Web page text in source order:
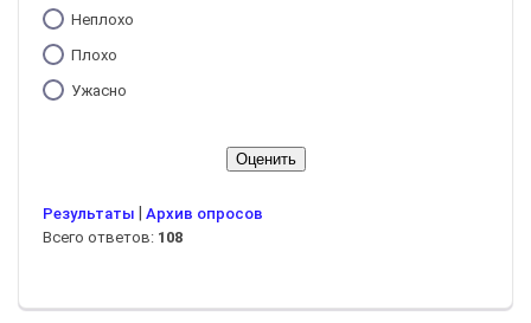
Неплохо
Плохо
Ужасно
Результаты
Архив опросов
Всего ответов: 108